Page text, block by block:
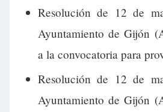
Resolución de 12 de
Ayuntamiento de Gijón
a la convocatoria para
Resolución de 12 de
Ayuntamiento de Gijón